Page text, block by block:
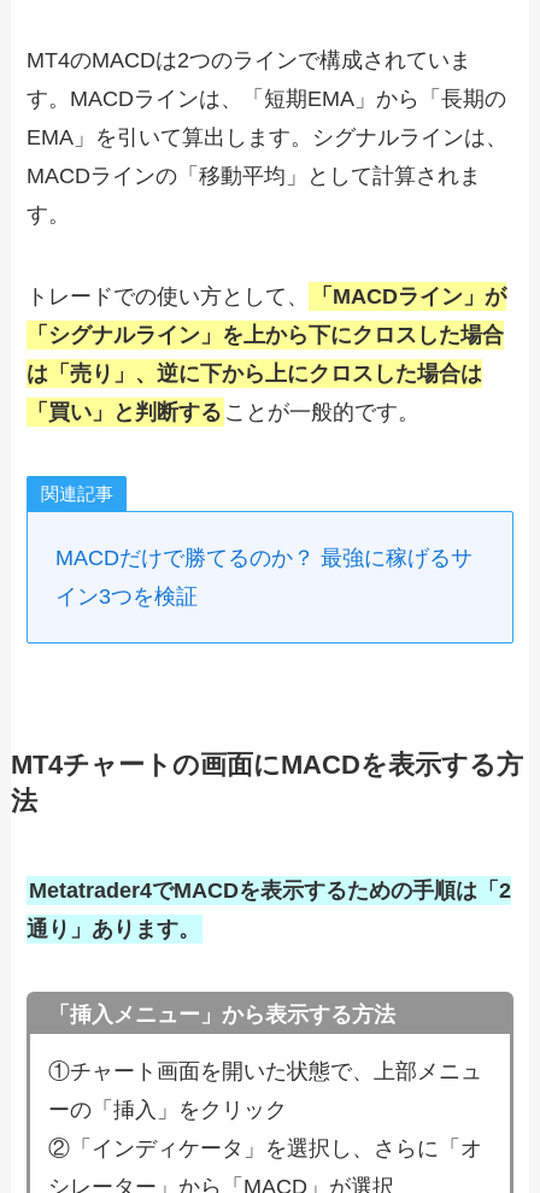
MT4のMACDは2つのラインで構成されていま
す。MACDラインは、「短期EMA」から「長期の
EMA」を引いて算出します。シグナルラインは、
MACDラインの「移動平均」として計算されま
す。
トレードでの使い方として、
「MACDライン」が
「シグナルライン」を上から下にクロスした場合
は「売り」、逆に下から上にクロスした場合は
「買い」と判断する ことが一般的です。
関連記事
MACDだけで勝てるのか？ 最強に稼げるサ
イン3つを検証
MT4チャートの画面にMACDを表示する方
法
Metatrader4でMACDを表示するための手順は「2
通り」あります。
「挿入メニュー」から表示する方法
①チャート画面を開いた状態で、上部メニュ
ーの「挿入」をクリック
②「インディケータ」を選択し、さらに「オ
シレーター」から「MACD」が選択